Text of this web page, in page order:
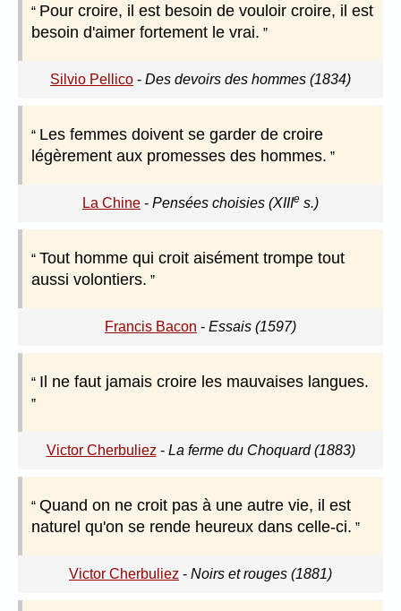
Pour croire, il est besoin de vouloir croire, il est
besoin d'aimer fortement le vrai.
Silvio Pellico - Des devoirs des hommes (1834)
Les femmes doivent se garder de croire
légèrement aux promesses des hommes.
La Chine - Pensées choisies (XIIIe s.)
Tout homme qui croit aisément trompe tout
aussi volontiers.
Francis Bacon - Essais (1597)
Il ne faut jamais croire les mauvaises langues.
Victor Cherbuliez - La ferme du Choquard (1883)
Quand on ne croit pas à une autre vie, il est
naturel qu'on se rende heureux dans celle-ci.
Victor Cherbuliez - Noirs et rouges (1881)